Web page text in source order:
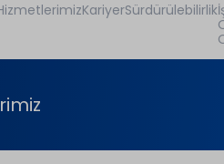
KariyerSürdürülebilirlik